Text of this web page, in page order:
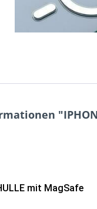
mit MagSafe